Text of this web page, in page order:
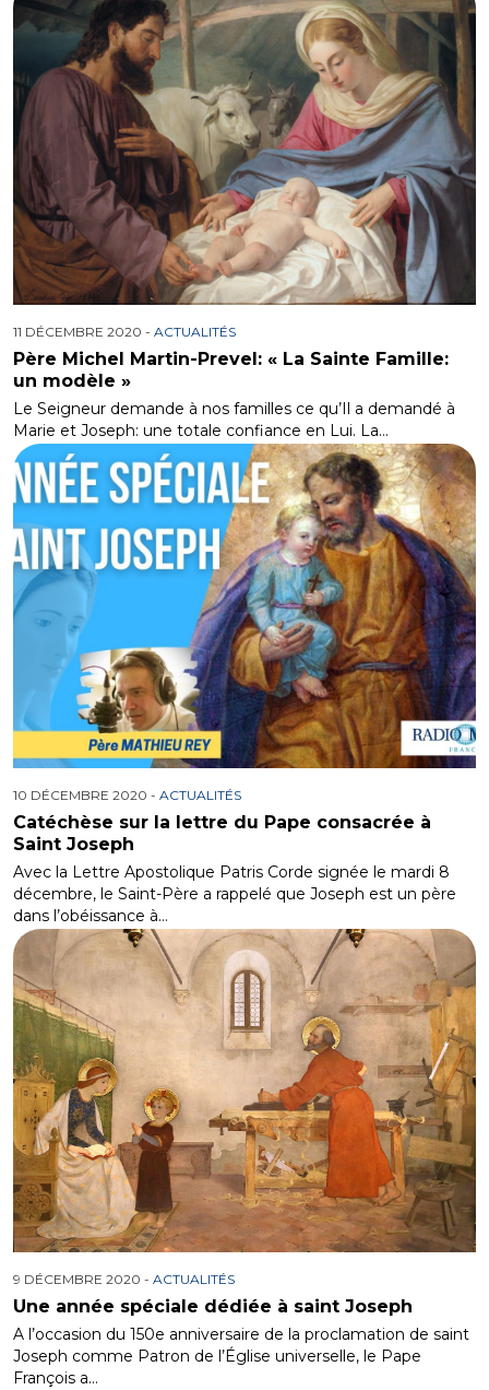
11 DÉCEMBRE 2020 - ACTUALITÉS
Père Michel Martin-Prevel: « La Sainte Famille:
un modèle »
Le Seigneur demande à nos familles ce qu’Il a demandé à
Marie et Joseph: une totale confiance en Lui. La…
10 DÉCEMBRE 2020 - ACTUALITÉS
Catéchèse sur la lettre du Pape consacrée à
Saint Joseph
Avec la Lettre Apostolique Patris Corde signée le mardi 8
décembre, le Saint-Père a rappelé que Joseph est un père
dans l’obéissance à…
9 DÉCEMBRE 2020 - ACTUALITÉS
Une année spéciale dédiée à saint Joseph
A l’occasion du 150e anniversaire de la proclamation de saint
Joseph comme Patron de l’Église universelle, le Pape
François a…